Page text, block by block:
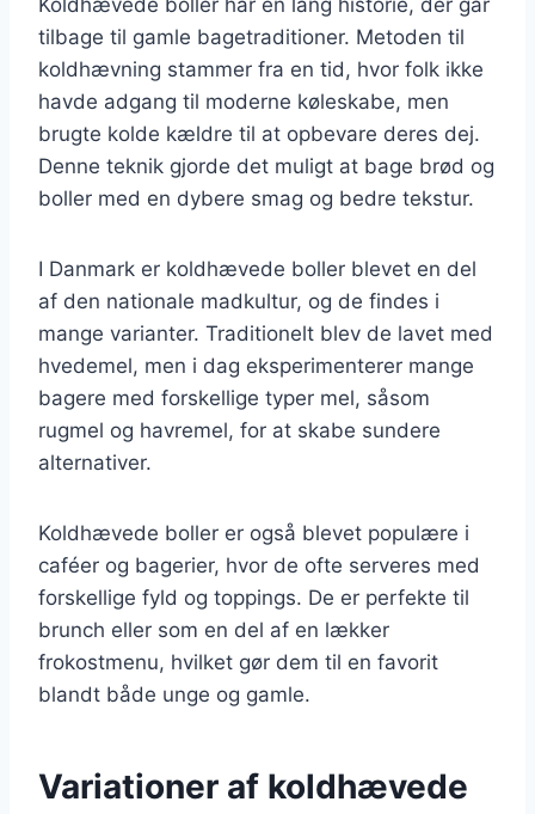
tilbage til gamle bagetraditioner. Metoden til
koldhævning stammer fra en tid, hvor folk ikke
havde adgang til moderne køleskabe, men
brugte kolde kældre til at opbevare deres dej.
Denne teknik gjorde det muligt at bage brød og
boller med en dybere smag og bedre tekstur.
I Danmark er koldhævede boller blevet en del
af den nationale madkultur, og de findes i
mange varianter. Traditionelt blev de lavet med
hvedemel, men i dag eksperimenterer mange
bagere med forskellige typer mel, såsom
rugmel og havremel, for at skabe sundere
alternativer.
Koldhævede boller er også blevet populære i
caféer og bagerier, hvor de ofte serveres med
forskellige fyld og toppings. De er perfekte til
brunch eller som en del af en lækker
frokostmenu, hvilket gør dem til en favorit
blandt både unge og gamle.
Variationer af koldhævede